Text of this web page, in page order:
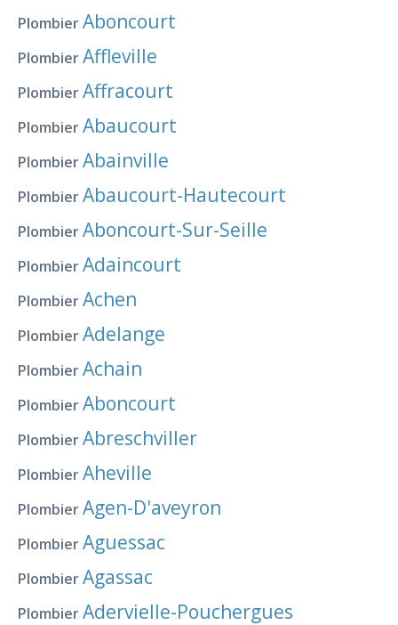
PlombierAboncourt
PlombierAffleville
PlombierAffracourt
PlombierAbaucourt
PlombierAbainville
PlombierAbaucourt-Hautecourt
PlombierAboncourt-Sur-Seille
PlombierAdaincourt
PlombierAchen
PlombierAdelange
PlombierAchain
PlombierAboncourt
PlombierAbreschviller
PlombierAheville
PlombierAgen-D'aveyron
PlombierAguessac
PlombierAgassac
PlombierAdervielle-Pouchergues